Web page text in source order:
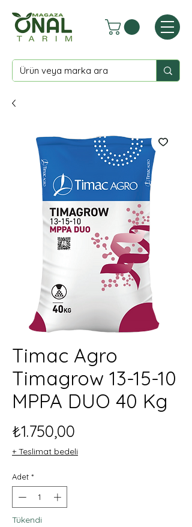
Timac Agro
Timagrow 13-15-10
MPPA DUO 40 Kg
₺1.750,00
+ Teslimat bedeli
Adet *
Tükendi